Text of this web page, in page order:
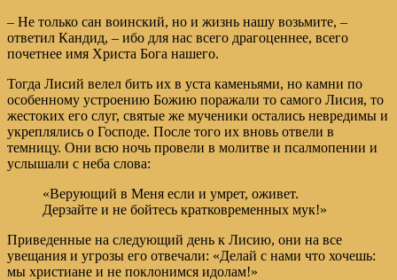
– Не только сан воинский, но и жизнь нашу возьмите, –
ответил Кандид, – ибо для нас всего драгоценнее, всего
почетнее имя Христа Бога нашего.
Тогда Лисий велел бить их в уста каменьями, но камни по
особенному устроению Божию поражали то самого Лисия, то
жестоких его слуг, святые же мученики остались невредимы и
укреплялись о Господе. После того их вновь отвели в
темницу. Они всю ночь провели в молитве и псалмопении и
услышали с неба слова:
«Верующий в Меня если и умрет, оживет.
Дерзайте и не бойтесь кратковременных мук!»
Приведенные на следующий день к Лисию, они на все
увещания и угрозы его отвечали: «Делай с нами что хочешь:
мы христиане и не поклонимся идолам!»